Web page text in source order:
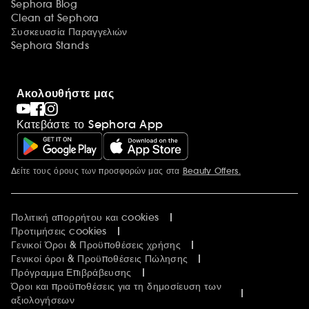
Sephora Blog
Clean at Sephora
Συσκευασία Παραγγελιών
Sephora Stands
Ακολουθήστε μας
Κατεβάστε το Sephora App
Περισσότερες πληροφορίες
Δείτε τους όρους των προσφορών μας στα Beauty Offers.
Πολιτική απορρήτου και cookies
Προτιμήσεις cookies
Γενικοί Όροι & Προϋποθέσεις χρήσης
Γενικοί όροι & Προϋποθέσεις Πώλησης
Πρόγραμμα Επιβράβευσης
Όροι και προϋποθέσεις για τη δημοσίευση των
αξιολογήσεων